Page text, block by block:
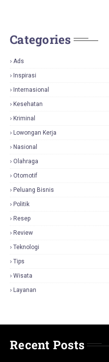
Categories
Ads
Inspirasi
Internasional
Kesehatan
Kriminal
Lowongan Kerja
Nasional
Olahraga
Otomotif
Peluang Bisnis
Politik
Resep
Review
Teknologi
Tips
Wisata
Layanan
Recent Posts